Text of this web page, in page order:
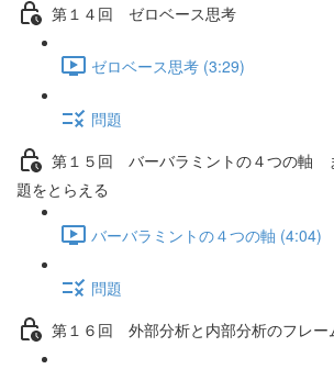
第１４回 ゼロベース思考
ゼロベース思考 (3:29)
問題
第１５回 バーバラミントの４つの軸
題をとらえる
バーバラミントの４つの軸 (4:04)
問題
第１６回 外部分析と内部分析のフレー